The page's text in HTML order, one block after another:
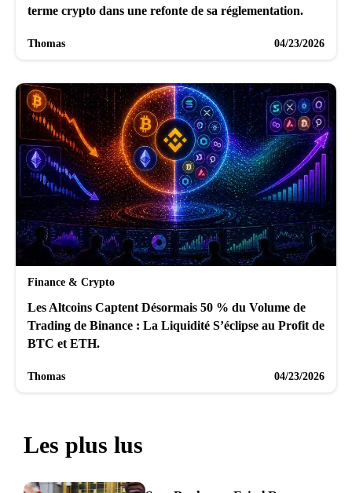
terme crypto dans une refonte de sa réglementation.
Thomas 04/23/2026
Finance & Crypto
Les Altcoins Captent Désormais 50 % du Volume de
Trading de Binance : La Liquidité S’éclipse au Profit de
BTC et ETH.
Thomas 04/23/2026
Les plus lus